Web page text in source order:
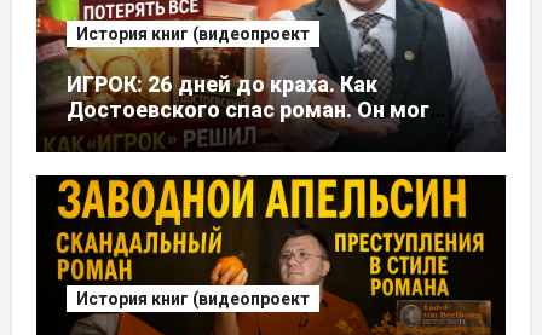
История книг (видеопроект
ИГРОК: 26 дней до краха. Как
Достоевского спас роман. Он мог
потерять все, но это стало его
судьбой
История книг (видеопроект